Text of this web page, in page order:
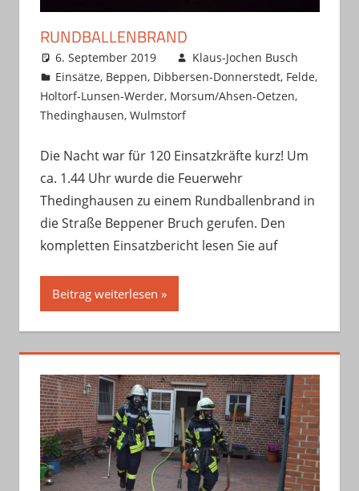
RUNDBALLENBRAND
6. September 2019
Klaus-Jochen Busch
Einsätze, Beppen, Dibbersen-Donnerstedt, Felde,
Holtorf-Lunsen-Werder, Morsum/Ahsen-Oetzen,
Thedinghausen, Wulmstorf
Die Nacht war für 120 Einsatzkräfte kurz! Um
ca. 1.44 Uhr wurde die Feuerwehr
Thedinghausen zu einem Rundballenbrand in
die Straße Beppener Bruch gerufen. Den
kompletten Einsatzbericht lesen Sie auf
Beitrag weiterlesen